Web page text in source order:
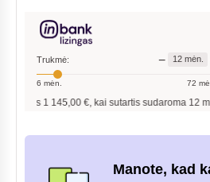
Lossnay
15RVX
Trukmė: − 12mėn.
6 mėn. 72
1 145,00 €, kai sutartis sudaroma12mėn.
Manote, kad